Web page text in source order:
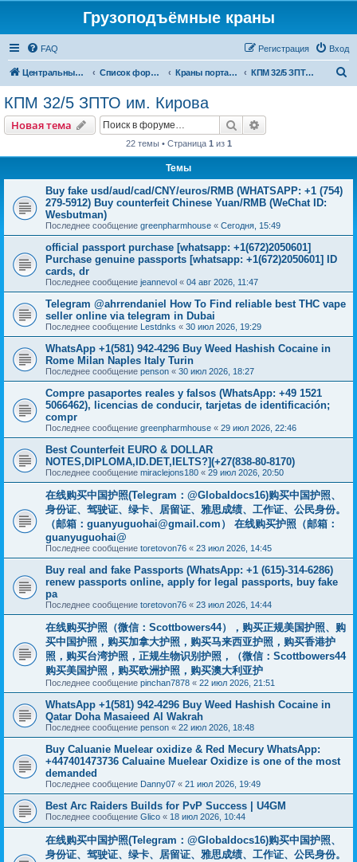
Грузоподъёмные краны
FAQ Вход
Регистрация
Центральный сайт Список форумов Краны портальные КПМ 32/5 ЗПТО им. Кирова
КПМ 32/5 ЗПТО им. Кирова
Новая тема Поиск
22 темы • Страница 1 из 1
Темы
Buy fake usd/aud/cad/CNY/euros/RMB (WHATSAPP: +1 (754)
279-5912) Buy counterfeit Chinese Yuan/RMB (WeChat ID:
Wesbutman)
Последнее сообщение greenpharmhouse « Сегодня, 15:49
official passport purchase [whatsapp: +1(672)2050601]
Purchase genuine passports [whatsapp: +1(672)2050601] ID
cards, dr
Последнее сообщение jeannevol « 04 авг 2026, 11:47
Telegram @ahrrendaniel How To Find reliable best THC vape
seller online via telegram in Dubai
Последнее сообщение Lestdnks « 30 июл 2026, 19:29
WhatsApp +1(581) 942-4296 Buy Weed Hashish Cocaine in
Rome Milan Naples Italy Turin
Последнее сообщение penson « 30 июл 2026, 18:27
Compre pasaportes reales y falsos (WhatsApp: +49 1521
5066462), licencias de conducir, tarjetas de identificación;
compr
Последнее сообщение greenpharmhouse « 29 июл 2026, 22:46
Best Counterfeit EURO & DOLLAR
NOTES,DIPLOMA,ID.DET,IELTS?](+27(838-80-8170)
Последнее сообщение miraclejons180 « 29 июл 2026, 20:50
在线购买中国护照(Telegram：@Globaldocs16)购买中国护照、
身份证、驾驶证、绿卡、居留证、雅思成绩、工作证、公民身份。
（邮箱： guanyuguohai@gmail.com ） 在线购买护照（邮箱：
guanyuguohai@
Последнее сообщение toretovon76 « 23 июл 2026, 14:45
Buy real and fake Passports (WhatsApp: +1 (615)-314-6286)
renew passports online, apply for legal passports, buy fake
pa
Последнее сообщение toretovon76 « 23 июл 2026, 14:44
在线购买护照（微信：Scottbowers44），购买正规美国护照、购
买中国护照，购买加拿大护照，购买马来西亚护照，购买香港护
照，购买台湾护照，正规生物识别护照，（微信：Scottbowers44
购买美国护照，购买欧洲护照，购买澳大利亚护
Последнее сообщение pinchan7878 « 22 июл 2026, 21:51
WhatsApp +1(581) 942-4296 Buy Weed Hashish Cocaine in
Qatar Doha Masaieed Al Wakrah
Последнее сообщение penson « 22 июл 2026, 18:48
Buy Caluanie Muelear oxidize & Red Mecury WhatsApp:
+447401473736 Caluaine Muelear Oxidize is one of the most
demanded
Последнее сообщение Danny07 « 21 июл 2026, 19:49
Best Arc Raiders Builds for PvP Success | U4GM
Последнее сообщение Glico « 18 июл 2026, 10:44
在线购买中国护照(Telegram：@Globaldocs16)购买中国护照、
身份证、驾驶证、绿卡、居留证、雅思成绩、工作证、公民身份。